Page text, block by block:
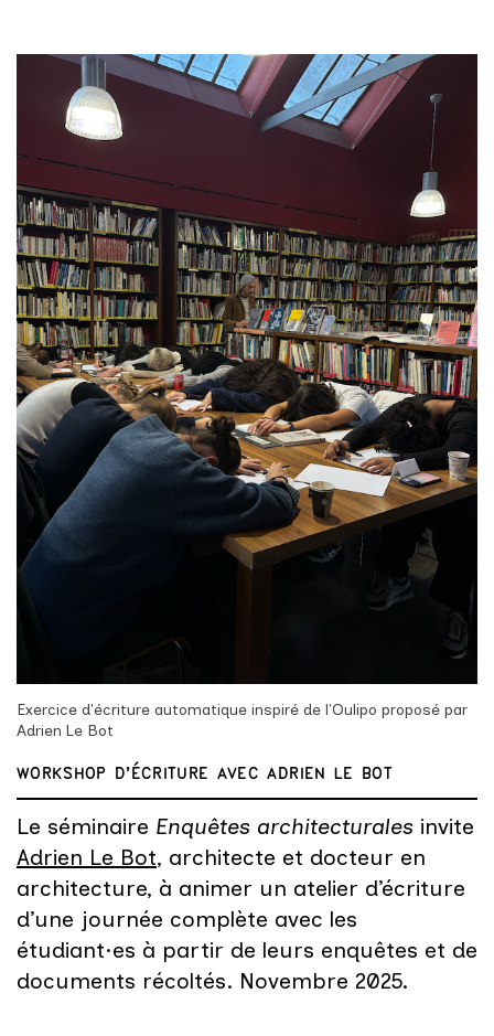
Exercice d'écriture automatique inspiré de l'Oulipo proposé par
Adrien Le Bot
WORKSHOP D'ÉCRITURE AVEC ADRIEN LE BOT
Le séminaire Enquêtes architecturales invite
Adrien Le Bot, architecte et docteur en
architecture, à animer un atelier d’écriture
d’une journée complète avec les
étudiant·es à partir de leurs enquêtes et de
documents récoltés. Novembre 2025.